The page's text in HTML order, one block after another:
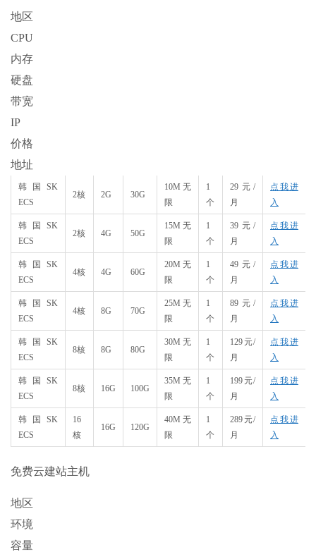
地区
CPU
内存
硬盘
带宽
IP
价格
地址
韩国SK
ECS
2核 2G 30G
10M无
限
1
个
29元/
月
点我进
入
韩国SK
ECS
2核 4G 50G
15M无
限
1
个
39元/
月
点我进
入
韩国SK
ECS
4核 4G 60G
20M无
限
1
个
49元/
月
点我进
入
韩国SK
ECS
4核 8G 70G
25M无
限
1
个
89元/
月
点我进
入
韩国SK
ECS
8核 8G 80G
30M无
限
1
个
129元/
月
点我进
入
韩国SK
ECS
8核 16G 100G
35M无
限
1
个
199元/
月
点我进
入
韩国SK
ECS
16
核
16G 120G
40M无
限
1
个
289元/
月
点我进
入
免费云建站主机
地区
环境
容量